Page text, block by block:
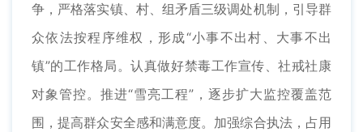
争，严格落实镇、村、组矛盾三级调处机制，引导群
众依法按程序维权，形成“小事不出村、大事不出
镇”的工作格局。认真做好禁毒工作宣传、社戒社康
对象管控。推进“雪亮工程”，逐步扩大监控覆盖范
围，提高群众安全感和满意度。加强综合执法，占用